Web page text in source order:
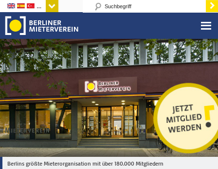
Sprachen
Berlins größte Mieterorganisation mit über 180.000 Mitgliedern